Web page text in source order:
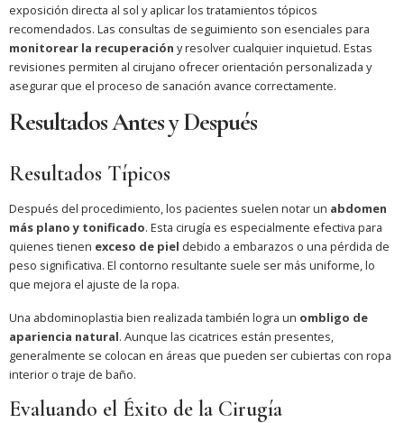
exposición directa al sol y aplicar los tratamientos tópicos
recomendados. Las consultas de seguimiento son esenciales para
monitorear la recuperación y resolver cualquier inquietud. Estas
revisiones permiten al cirujano ofrecer orientación personalizada y
asegurar que el proceso de sanación avance correctamente.
Resultados Antes y Después
Resultados Típicos
Después del procedimiento, los pacientes suelen notar un abdomen
más plano y tonificado. Esta cirugía es especialmente efectiva para
quienes tienen exceso de piel debido a embarazos o una pérdida de
peso significativa. El contorno resultante suele ser más uniforme, lo
que mejora el ajuste de la ropa.
Una abdominoplastia bien realizada también logra un ombligo de
apariencia natural. Aunque las cicatrices están presentes,
generalmente se colocan en áreas que pueden ser cubiertas con ropa
interior o traje de baño.
Evaluando el Éxito de la Cirugía